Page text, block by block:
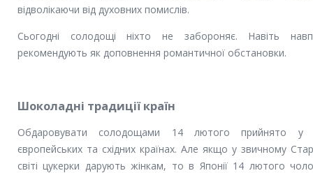
відволікаючи від духовних помислів.
Сьогодні солодощі ніхто не забороняє. Навіть
рекомендують як доповнення романтичної обстановки.
Шоколадні традиції країн
Обдаровувати солодощами 14 лютого прийнято у
європейських та східних країнах. Але якщо у звичному
світі цукерки дарують жінкам, то в Японії 14 лютого